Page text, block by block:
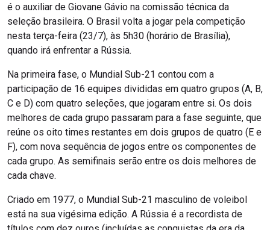
é o auxiliar de Giovane Gávio na comissão técnica da
seleção brasileira. O Brasil volta a jogar pela competição
nesta terça-feira (23/7), às 5h30 (horário de Brasília),
quando irá enfrentar a Rússia.
Na primeira fase, o Mundial Sub-21 contou com a
participação de 16 equipes divididas em quatro grupos (A, B,
C e D) com quatro seleções, que jogaram entre si. Os dois
melhores de cada grupo passaram para a fase seguinte, que
reúne os oito times restantes em dois grupos de quatro (E e
F), com nova sequência de jogos entre os componentes de
cada grupo. As semifinais serão entre os dois melhores de
cada chave.
Criado em 1977, o Mundial Sub-21 masculino de voleibol
está na sua vigésima edição. A Rússia é a recordista de